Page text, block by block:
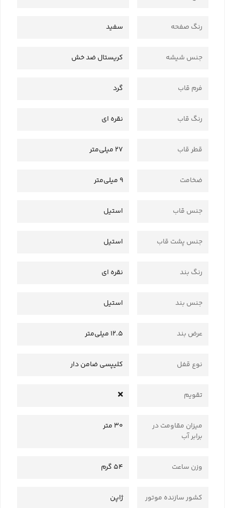
رنگ صفحه سفید
جنس شیشه کریستال ضد خش
فرم قاب گرد
رنگ قاب نقره ای
قطر قاب 27 میلی‌متر
ضخامت 9 میلی‌متر
جنس قاب استیل
جنس پشت قاب استیل
رنگ بند نقره ای
جنس بند استیل
عرض بند 12.5 میلی‌متر
نوع قفل کلیپسی ضامن دار
تقویم
میزان مقاومت در
برابر آب
30 متر
وزن ساعت 54 گرم
کشور سازنده موتور ژاپن